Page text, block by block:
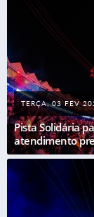
TERÇA, 03 FEV
Pista Solidária
atendimento